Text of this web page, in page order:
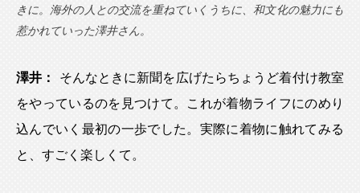
きに。海外の人との交流を重ねていくうちに、和文化の魅力にも
惹かれていった澤井さん。
澤井：
そんなときに新聞を広げたらちょうど着付け教室
をやっているのを見つけて。これが着物ライフにのめり
込んでいく最初の一歩でした。実際に着物に触れてみる
と、すごく楽しくて。